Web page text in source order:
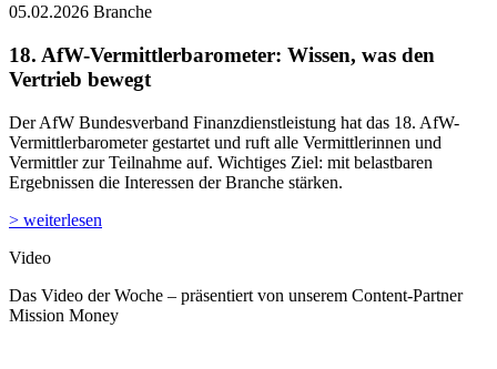
05.02.2026 Branche
18. AfW-Vermittlerbarometer: Wissen, was den
Vertrieb bewegt
Der AfW Bundesverband Finanzdienstleistung hat das 18. AfW-
Vermittlerbarometer gestartet und ruft alle Vermittlerinnen und
Vermittler zur Teilnahme auf. Wichtiges Ziel: mit belastbaren
Ergebnissen die Interessen der Branche stärken.
> weiterlesen
Video
Das Video der Woche – präsentiert von unserem Content-Partner
Mission Money